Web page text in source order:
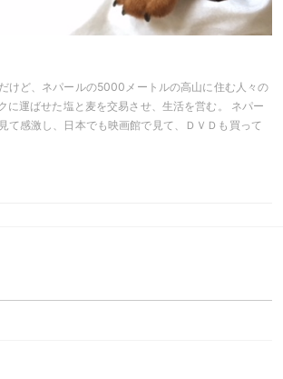
けど、ネパールの5000メートルの高山に住む人々の
に運ばせた塩と麦を交易させ、生活を営む。 ネパー
て感激し、日本でも映画館で見て、ＤＶＤも買って